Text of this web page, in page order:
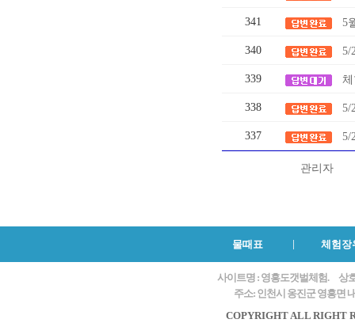
341 5
340 5/
339
338 5/
337 5/
관리자
물때표 체험장
사이트명 : 영흥도갯벌체험.
상
주소: 인천시 옹진군 영흥면
COPYRIGHT ALL RIGHT